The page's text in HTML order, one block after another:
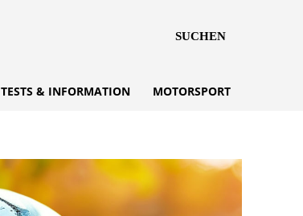
SUCHEN
TESTS & INFORMATION MOTORSPORT